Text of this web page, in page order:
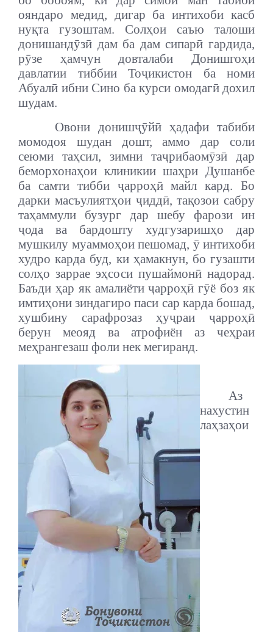
ояндаро медид, дигар ба интихоби касб
нуқта гузоштам. Солҳои саъю талоши
донишандӯзӣ дам ба дам сипарӣ гардида,
рӯзе ҳамчун довталаби Донишгоҳи
давлатии тиббии Тоҷикистон ба номи
Абуалӣ ибни Сино ба курси омодагӣ дохил
шудам.
Овони донишҷӯйӣ ҳадафи табиби
момодоя шудан дошт, аммо дар соли
сеюми таҳсил, зимни таҷрибаомӯзӣ дар
беморхонаҳои клиникии шаҳри Душанбе
ба самти тибби ҷарроҳӣ майл кард. Бо
дарки масъулиятҳои ҷиддӣ, тақозои сабру
таҳаммули бузург дар шебу фарози ин
ҷода ва бардошту худгузаришҳо дар
мушкилу муаммоҳои пешомад, ӯ интихоби
худро карда буд, ки ҳамакнун, бо гузашти
солҳо заррае эҳсоси пушаймонӣ надорад.
Баъди ҳар як амалиёти ҷарроҳӣ гӯё боз як
имтиҳони зиндагиро паси сар карда бошад,
хушбину сарафрозаз ҳуҷраи ҷарроҳӣ
берун меояд ва атрофиён аз чеҳраи
меҳрангезаш фоли нек мегиранд.
Аз
нахустин
лаҳзаҳои